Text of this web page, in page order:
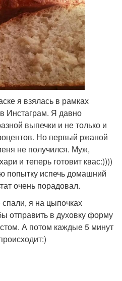
я взялась в рамках
Инстаграм. Я давно
выпечки и не только и
Но первый ржаной
не получился. Муж,
и теперь готовит квас:))))
попытку испечь домашний
очень порадовал.
я на цыпочках
отправить в духовку форму
А потом каждые 5 минут